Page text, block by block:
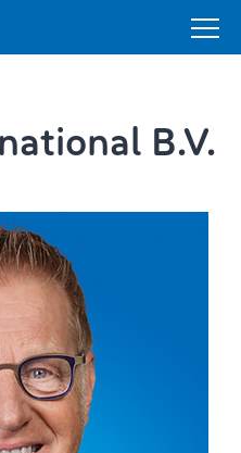
B.V.